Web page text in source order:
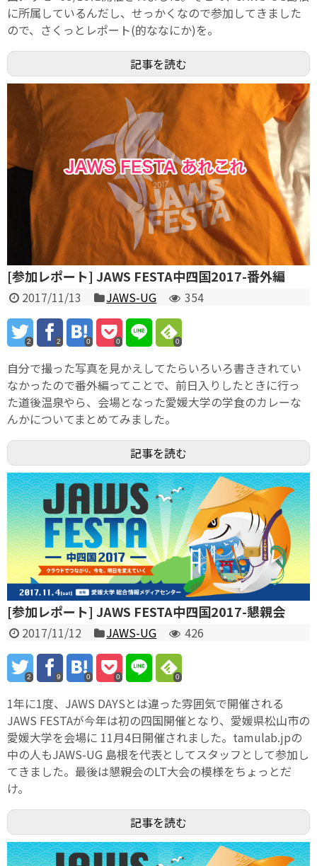
に所属しているんだし、せっかくなので参加してきました
ので、さくっとレポート(的ななにか)を。
記事を読む
[参加レポート] JAWS FESTA中四国2017-番外編
2017/11/13 JAWS-UG 354
2 2 0 0 0
自分で撮った写真を見かえしてたらいろいろ書ききれてい
なかったので番外編ってことで、前日入りしたときに行っ
た道後温泉やら、会場となった愛媛大学の学食のカレーな
んかについてまとめてみました。
記事を読む
[参加レポート] JAWS FESTA中四国2017-懇親会
2017/11/12 JAWS-UG 426
2 9 0 0 0
1年に1度、JAWS DAYSとは違った雰囲気で開催される
JAWS FESTAが今年は初の四国開催となり、愛媛県松山市の
愛媛大学を会場に 11月4日開催されました。tamulab.jpの
中の人もJAWS-UG 島根を代表としてスタッフとして参加し
てきました。最後は懇親会のLT大会の模様をちょっとだ
け。
記事を読む